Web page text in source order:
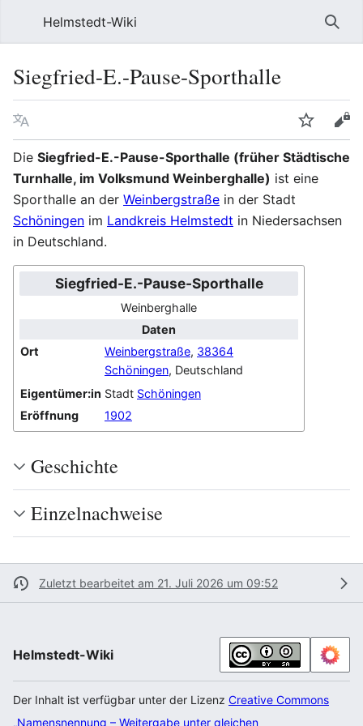
Helmstedt-Wiki
Siegfried-E.-Pause-Sporthalle
Sprache
Die Siegfried-E.-Pause-Sporthalle (früher Städtische
Turnhalle, im Volksmund Weinberghalle) ist eine
Sporthalle an der Weinbergstraße in der Stadt
Schöningen im Landkreis Helmstedt in Niedersachsen
in Deutschland.
Siegfried-E.-Pause-Sporthalle
Weinberghalle
Daten
Ort
Weinbergstraße, 38364
Schöningen, Deutschland
Eigentümer:in Stadt Schöningen
Eröffnung
1902
Geschichte
Einzelnachweise
Zuletzt bearbeitet am 21. Juli 2026 um 09:52
Helmstedt-Wiki
Der Inhalt ist verfügbar unter der Lizenz Creative Commons
„Namensnennung – Weitergabe unter gleichen